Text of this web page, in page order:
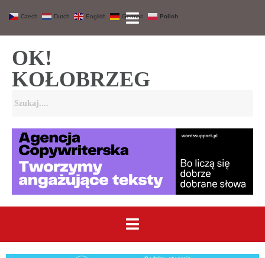
OK!
KOŁOBRZEG
Czech Dutch English German Polish